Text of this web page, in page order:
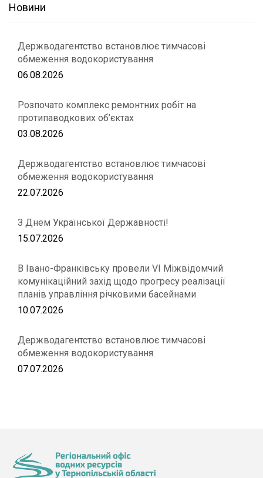
Новини
Держводагентство встановлює тимчасові
обмеження водокористування
06.08.2026
Розпочато комплекс ремонтних робіт на
протипаводкових об’єктах
03.08.2026
Держводагентство встановлює тимчасові
обмеження водокористування
22.07.2026
З Днем Української Державності!
15.07.2026
В Івано-Франківську провели VІ Міжвідомчий
комунікаційний захід щодо прогресу реалізації
планів управління річковими басейнами
10.07.2026
Держводагентство встановлює тимчасові
обмеження водокористування
07.07.2026